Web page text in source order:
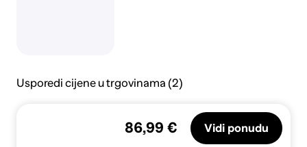
Usporedi cijene u trgovinama (2)
86,99 € Vidi ponudu